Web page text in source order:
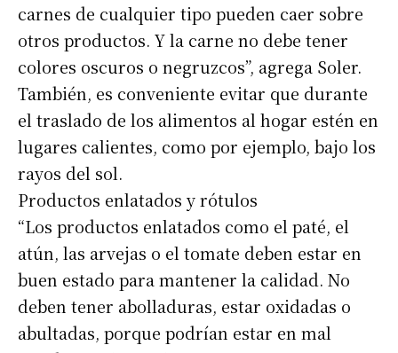
carnes de cualquier tipo pueden caer sobre
otros productos. Y la carne no debe tener
colores oscuros o negruzcos”, agrega Soler.
También, es conveniente evitar que durante
el traslado de los alimentos al hogar estén en
lugares calientes, como por ejemplo, bajo los
rayos del sol.
Productos enlatados y rótulos
“Los productos enlatados como el paté, el
atún, las arvejas o el tomate deben estar en
buen estado para mantener la calidad. No
deben tener abolladuras, estar oxidadas o
abultadas, porque podrían estar en mal